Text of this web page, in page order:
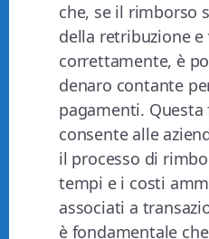
che, se il rimborso
della retribuzione
correttamente, è
denaro contante
pagamenti.
consente alle
il processo di
tempi e i costi
associati a
è fondamentale